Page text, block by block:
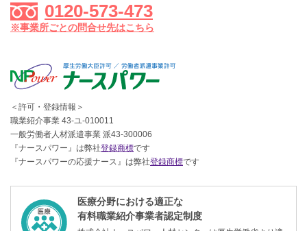
0120-573-473
※事業所ごとの問合せ先はこちら
＜許可・登録情報＞
職業紹介事業 43-ユ-010011
一般労働者人材派遣事業 派43-300006
『ナースパワー』は弊社登録商標です
『ナースパワーの応援ナース』は弊社登録商標です
医療分野における適正な
有料職業紹介事業者認定制度